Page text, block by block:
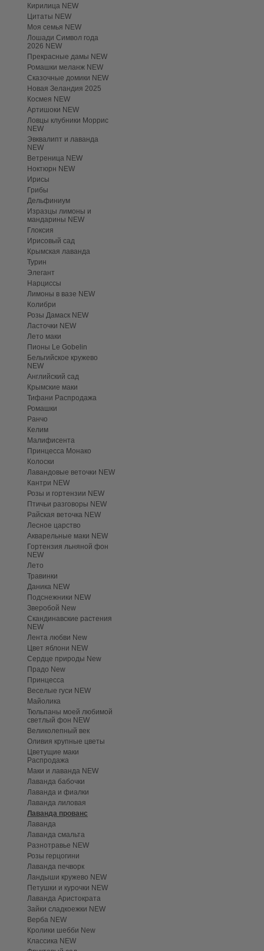
Кирилица NEW
Цитаты NEW
Моя семья NEW
Лошади Символ года
2026 NEW
Прекрасные дамы NEW
Ромашки меланж NEW
Сказочные домики NEW
Новая Зеландия 2025
Космея NEW
Артишоки NEW
Ловцы клубники Моррис
NEW
Эвквалипт и лаванда
NEW
Ветреница NEW
Ноктюрн NEW
Ирисы
Грибы
Дельфиниум
Изразцы лимоны и
мандарины NEW
Глоксия
Ирисовый сад
Крымская лаванда
Турин
Элегант
Нарциссы
Лимоны в вазе NEW
Колибри
Розы Дамаск NEW
Ласточки NEW
Лето маки
Пионы Le Gobelin
Бельгийское кружево
NEW
Английский сад
Крымские маки
Тифани Распродажа
Ромашки
Ранчо
Келим
Малифисента
Принцесса Монако
Колоски
Лавандовые веточки NEW
Кантри NEW
Розы и гортензии NEW
Птичьи разговоры NEW
Райская веточка NEW
Лесное царство
Акварельные маки NEW
Гортензия льняной фон
NEW
Лето
Травинки
Даника NEW
Подснежники NEW
Зверобой New
Скандинавские растения
NEW
Лента любви New
Цвет яблони NEW
Сердце природы New
Прадо New
Принцесса
Веселые гуси NEW
Майолика
Тюльпаны моей любимой
светлый фон NEW
Великолепный век
Оливия крупные цветы
Цветущие маки
Распродажа
Маки и лаванда NEW
Лаванда бабочки
Лаванда и фиалки
Лаванда лиловая
Лаванда прованс
Лаванда
Лаванда смальта
Разнотравье NEW
Розы герцогини
Лаванда печворк
Ландыши кружево NEW
Петушки и курочки NEW
Лаванда Аристократа
Зайки сладкоежки NEW
Верба NEW
Кролики шебби New
Классика NEW